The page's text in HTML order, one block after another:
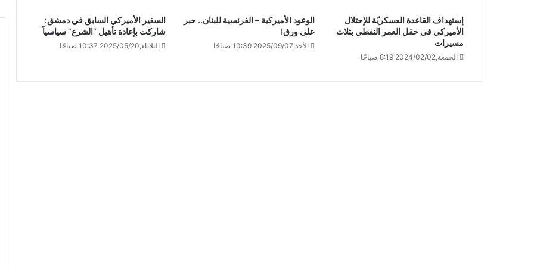
إستهداف القاعدة العسكريّة للإحتلال
الأميركي في حقل العمر النفطي بثلاث
مسيرات
الجمعة,2024/02/02 8:19 صباحًا
الوعود الأميركية – الفرنسية للبنان.. حبر
على ورق!
الأحد,2025/09/07 10:39 صباحًا
السفير الأميركي السابق في دمشق:
شاركت بإعادة تأهيل “الشرع” سياسياً
الثلاثاء,2025/05/20 10:37 صباحًا